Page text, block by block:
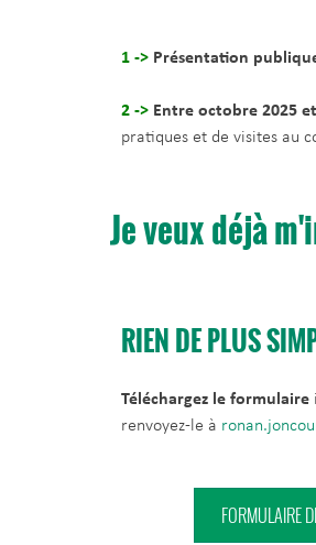
1 -> Présentation
2 -> Entre octobre 2025
pratiques et de visites au
Je veux déjà
RIEN DE PLUS
Téléchargez le formulaire
renvoyez-le à
FORMULAIRE